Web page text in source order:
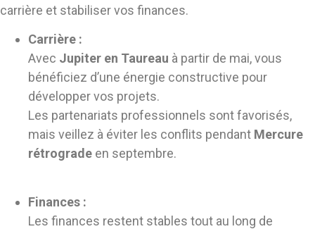
carrière et stabiliser vos finances.
Carrière :
Avec Jupiter en Taureau à partir de mai, vous
bénéficiez d’une énergie constructive pour
développer vos projets.
Les partenariats professionnels sont favorisés,
mais veillez à éviter les conflits pendant Mercure
rétrograde en septembre.
Finances :
Les finances restent stables tout au long de